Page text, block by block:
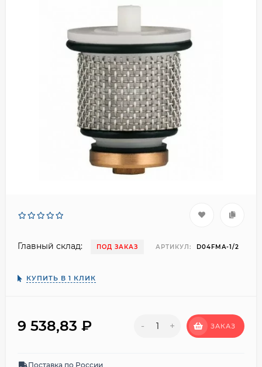
Главный склад: ПОД ЗАКАЗ АРТИКУЛ: D04FMA-1/2
КУПИТЬ В 1 КЛИК
9 538,83 ₽ - + ЗАКАЗ
Поставка по России